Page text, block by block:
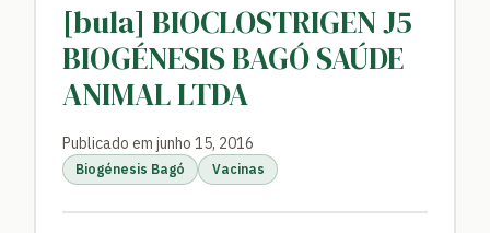
[bula] BIOCLOSTRIGEN J5
BIOGÉNESIS BAGÓ SAÚDE
ANIMAL LTDA
Publicado em junho 15, 2016
Biogénesis Bagó Vacinas